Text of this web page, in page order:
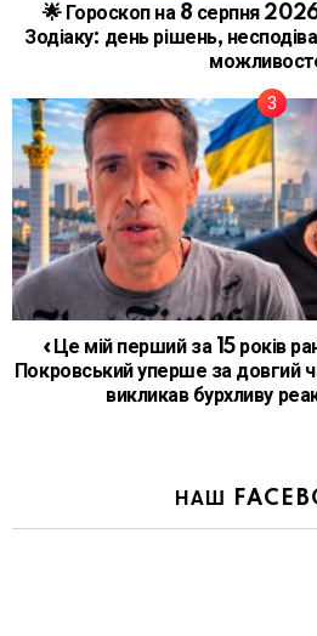
🌟 Гороскоп на 8 серпня 2026
Зодіаку: день рішень,
«Це мій перший за 15 років
Покровський уперше за довгий
викликав бурхливу
НАШ